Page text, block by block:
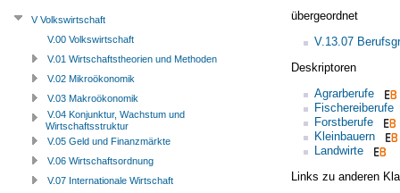
übergeordnet
V.13.07
Deskriptoren
Agrarberufe
Fischereiberufe
Forstberufe
Kleinbauern
Landwirte
Links zu anderen
V Volkswirtschaft
V.00 Volkswirtschaft
V.01 Wirtschaftstheorien und Methoden
V.02 Mikroökonomik
V.03 Makroökonomik
V.04 Konjunktur, Wachstum und
Wirtschaftsstruktur
V.05 Geld und Finanzmärkte
V.06 Wirtschaftsordnung
V.07 Internationale Wirtschaft